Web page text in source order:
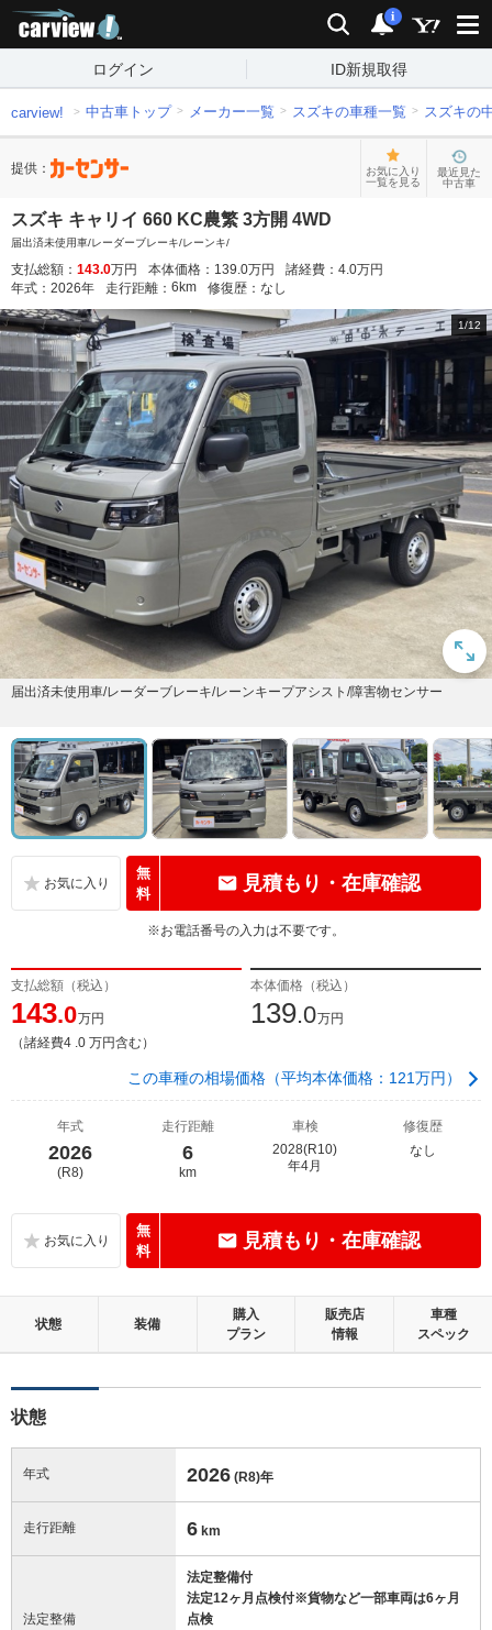
検索 通知
i
ログイン ID新規取得
carview! 中古車トップ メーカー一覧 スズキの車種一覧 スズキの
提供：
お気に入り
一覧を見る
最近見た
中古車
スズキ キャリイ 660 KC農繁 3方開 4WD
届出済未使用車/レーダーブレーキ/レーンキ/
支払総額： 143.0万円 本体価格： 139.0万円 諸経費： 4.0万円
年式： 2026年 走行距離： 6 km 修復歴： なし
1/12
届出済未使用車/レーダーブレーキ/レーンキープアシスト/障害物センサー
無
料
見積もり・在庫確認
※お電話番号の入力は不要です。
支払総額（税込）
143.0万円
（諸経費4 .0 万円含む）
本体価格（税込）
139.0万円
この車種の相場価格（平均本体価格：121万円）
年式
2026
(R8)
走行距離
6
km
車検
2028(R10)
年4月
修復歴
なし
無
料
見積もり・在庫確認
状態 装備
購入
プラン
販売店
情報
車種
スペック
状態
年式 2026 (R8)年
走行距離 6 km
法定整備
法定整備付
法定12ヶ月点検付※貨物など一部車両は6ヶ月
点検